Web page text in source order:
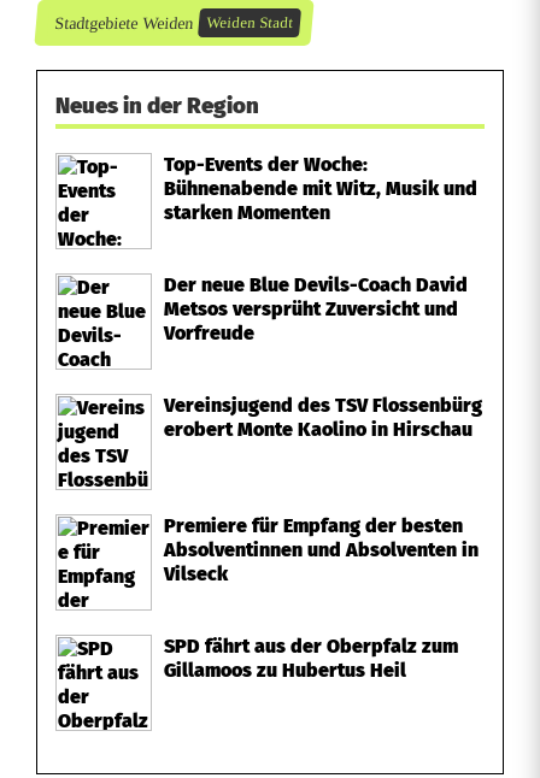
i
S
Stadtgebiete Weiden Weiden Stadt
Neues in der Region
Top-Events der Woche:
Bühnenabende mit Witz, Musik und
starken Momenten
Der neue Blue Devils-Coach David
Metsos versprüht Zuversicht und
Vorfreude
Vereinsjugend des TSV Flossenbürg
erobert Monte Kaolino in Hirschau
Premiere für Empfang der besten
Absolventinnen und Absolventen in
Vilseck
SPD fährt aus der Oberpfalz zum
Gillamoos zu Hubertus Heil